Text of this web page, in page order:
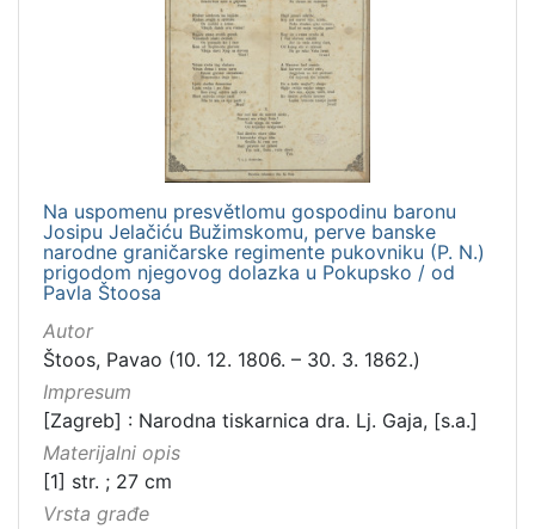
Na uspomenu presvětlomu gospodinu baronu
Josipu Jelačiću Bužimskomu, perve banske
narodne graničarske regimente pukovniku (P. N.)
prigodom njegovog dolazka u Pokupsko / od
Pavla Štoosa
Autor
Štoos, Pavao (10. 12. 1806. – 30. 3. 1862.)
Impresum
[Zagreb] : Narodna tiskarnica dra. Lj. Gaja, [s.a.]
Materijalni opis
[1] str. ; 27 cm
Vrsta građe